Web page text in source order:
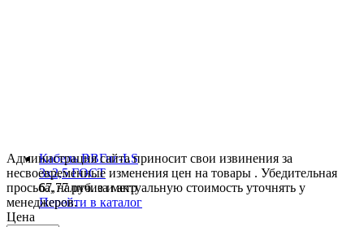
Кабель ВВГнг-LS
3х2,5 ГОСТ
67,77 руб. за метр
Перейти в каталог
Администрация сайта приносит свои извинения за
несвоевременные изменения цен на товары . Убедительная
просьба, наличие и актуальную стоимость уточнять у
менеджеров.
Цена